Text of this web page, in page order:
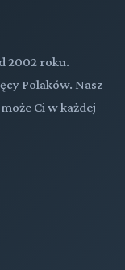
2002 roku.
Polaków. Nasz
Ci w każdej